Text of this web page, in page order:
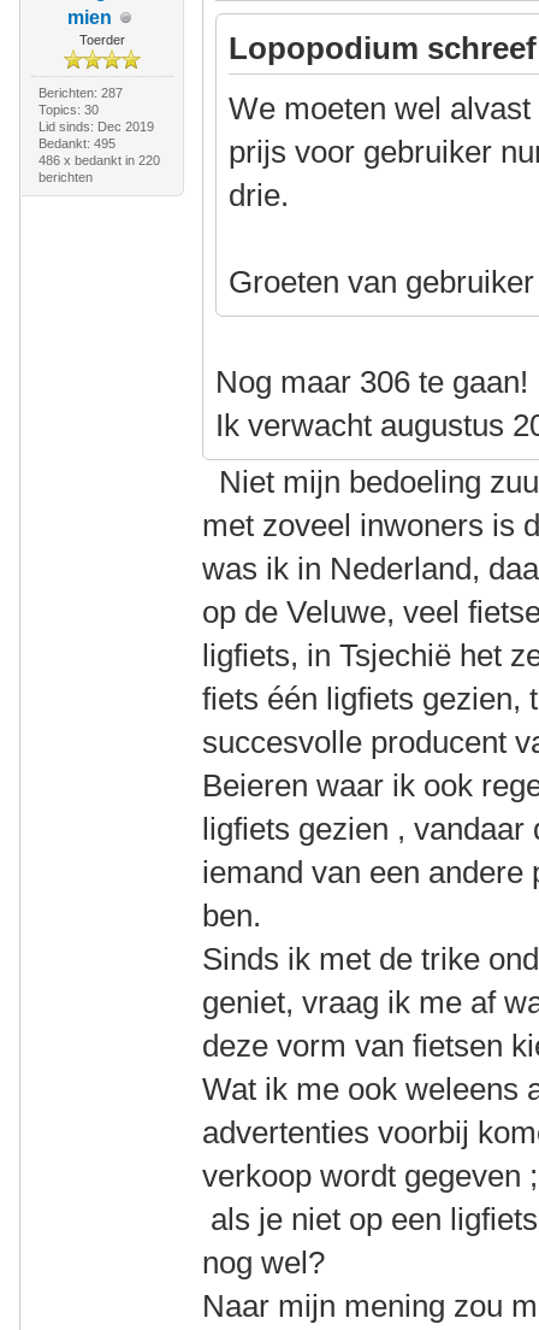
mien
Toerder
Berichten: 287
Topics: 30
Lid sinds: Dec 2019
Bedankt: 495
486 x bedankt in 220
berichten
Lopopodium
We moeten wel
prijs voor gebruiker
drie.
Groeten van
Nog maar 306 te gaan!
Ik verwacht augustus
Niet mijn bedoeling
met zoveel inwoners is
was ik in Nederland,
op de Veluwe, veel
ligfiets, in Tsjechië het
fiets één ligfiets gezien,
succesvolle producent
Beieren waar ik ook
ligfiets gezien ,
iemand van een andere
ben.
Sinds ik met de trike
geniet, vraag ik me af
deze vorm van fietsen
Wat ik me ook weleens
advertenties voorbij
verkoop wordt gegeven
als je niet op een
nog wel?
Naar mijn mening zou